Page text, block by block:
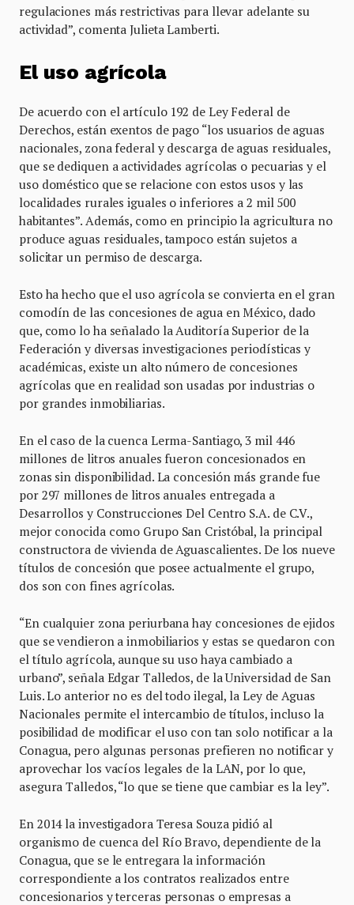
regulaciones más restrictivas para llevar adelante su
actividad”, comenta Julieta Lamberti.
El uso agrícola
De acuerdo con el artículo 192 de Ley Federal de
Derechos, están exentos de pago “los usuarios de aguas
nacionales, zona federal y descarga de aguas residuales,
que se dediquen a actividades agrícolas o pecuarias y el
uso doméstico que se relacione con estos usos y las
localidades rurales iguales o inferiores a 2 mil 500
habitantes”. Además, como en principio la agricultura no
produce aguas residuales, tampoco están sujetos a
solicitar un permiso de descarga.
Esto ha hecho que el uso agrícola se convierta en el gran
comodín de las concesiones de agua en México, dado
que, como lo ha señalado la Auditoría Superior de la
Federación y diversas investigaciones periodísticas y
académicas, existe un alto número de concesiones
agrícolas que en realidad son usadas por industrias o
por grandes inmobiliarias.
En el caso de la cuenca Lerma-Santiago, 3 mil 446
millones de litros anuales fueron concesionados en
zonas sin disponibilidad. La concesión más grande fue
por 297 millones de litros anuales entregada a
Desarrollos y Construcciones Del Centro S.A. de C.V.,
mejor conocida como Grupo San Cristóbal, la principal
constructora de vivienda de Aguascalientes. De los nueve
títulos de concesión que posee actualmente el grupo,
dos son con fines agrícolas.
“En cualquier zona periurbana hay concesiones de ejidos
que se vendieron a inmobiliarios y estas se quedaron con
el título agrícola, aunque su uso haya cambiado a
urbano”, señala Edgar Talledos, de la Universidad de San
Luis. Lo anterior no es del todo ilegal, la Ley de Aguas
Nacionales permite el intercambio de títulos, incluso la
posibilidad de modificar el uso con tan solo notificar a la
Conagua, pero algunas personas prefieren no notificar y
aprovechar los vacíos legales de la LAN, por lo que,
asegura Talledos, “lo que se tiene que cambiar es la ley”.
En 2014 la investigadora Teresa Souza pidió al
organismo de cuenca del Río Bravo, dependiente de la
Conagua, que se le entregara la información
correspondiente a los contratos realizados entre
concesionarios y terceras personas o empresas a